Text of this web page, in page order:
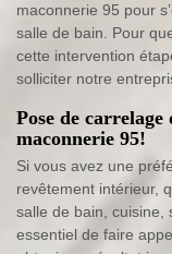
maconnerie 95 pour
salle de bain. Pour
cette intervention
solliciter notre
Pose de
maconnerie 95!
Si vous avez une
revêtement intérieur,
salle de bain, cuisine,
essentiel de faire